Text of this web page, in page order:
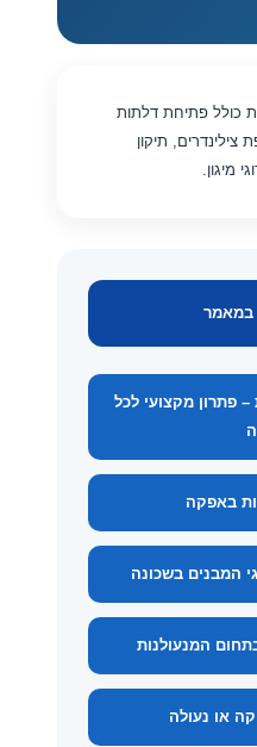
באפקה 24 שעות כולל פתיחת דלתות
צילינדרים, תיקון
מיגון.
במאמר
24 שעות – פתרון מקצועי לכל
המבנים בשכונה
המנעולנות
או נעולה